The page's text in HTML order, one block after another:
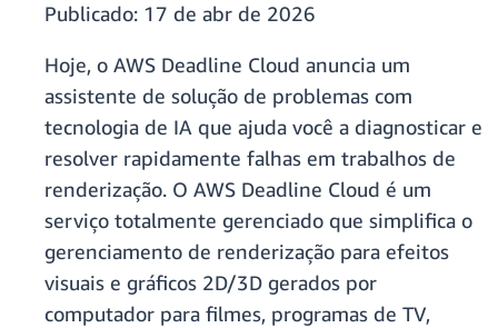
Publicado: 17 de abr de 2026
Hoje, o AWS Deadline Cloud anuncia um
assistente de solução de problemas com
tecnologia de IA que ajuda você a diagnosticar e
resolver rapidamente falhas em trabalhos de
renderização. O AWS Deadline Cloud é um
serviço totalmente gerenciado que simplifica o
gerenciamento de renderização para efeitos
visuais e gráficos 2D/3D gerados por
computador para filmes, programas de TV,